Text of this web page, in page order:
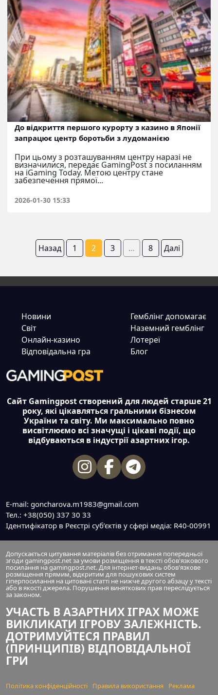
До відкриття першого курорту з казино в Японії
запрацює центр боротьби з лудоманією
При цьому з розташуванням центру наразі не
визначилися, передає GamingPost з посиланням
на iGaming Today. Метою центру стане
забезпечення прямої...
2026-01-30 15:33
Пагінація
записів
Назад 1 2 3 … 8 Далі
Новини
Світ
Онлайн-казино
Відповідальна гра
Гемблінг допомагає
Наземний гемблінг
Лотереї
Блог
Сайт Gamingpost створений для людей старше 21
року, які цікавляться гральними бізнесом
України та світу. Ми максимально повно
висвітлюємо всі значущі і цікаві події, що
відбуваються в індустрії азартних ігор.
E-mail: goncharova.m1983@gmail.com
Тел.: +38(050) 337 30 33
Ідентифікатор в Реєстрі суб’єктів у сфері медіа: R40-00991
Допускається цитування матеріалів без отримання попередньої
згоди gamingpost.net за умови розміщення в тексті обов'язкового
посилання на gamingpost.net. Для інтернет-видань обов'язкове
розміщення прямим, відкритим для пошукових систем
гіперпосилання на цитовані статті не нижче другого абзацу у тексті
або в якості джерела. Порушення виняткових прав переслідується
за законом.
УЧАСТЬ В АЗАРТНИХ ІГРАХ МОЖЕ
ВИКЛИКАТИ ІГРОВУ ЗАЛЕЖНІСТЬ.
ДОТРИМУЙТЕСЯ ПРАВИЛ
(ПРИНЦИПІВ) ВІДПОВІДАЛЬНОЇ
ГРИ
Політика конфіденційності Правила використання
Реклама